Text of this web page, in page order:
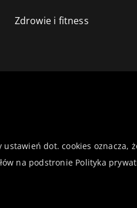
Zdrowie i fitness
dot. cookies oznacza,
na podstronie Polityka